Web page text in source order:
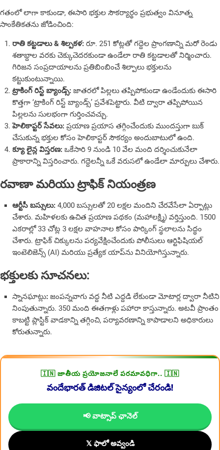
గతంలో లాగా కాకుండా, ఈసారి భక్తుల సౌకర్యార్థం ప్రభుత్వం వినూత్న
సాంకేతికతను జోడించింది:
రాతి కట్టడాలు & శిల్పకళ: రూ. 251 కోట్లతో గద్దెల ప్రాంగణాన్ని మరో రెండు
శతాబ్దాల వరకు చెక్కుచెదరకుండా ఉండేలా రాతి కట్టడాలతో నిర్మించారు.
గిరిజన సంప్రదాయాలను ప్రతిబింబించే శిల్పాలు భక్తులను
కట్టుకుంటున్నాయి.
ట్రాకింగ్ రిస్ట్ బ్యాండ్స్: జాతరలో పిల్లలు తప్పిపోకుండా ఉండేందుకు ఈసారి
కొత్తగా ‘ట్రాకింగ్ రిస్ట్ బ్యాండ్స్’ ప్రవేశపెట్టారు. వీటి ద్వారా తప్పిపోయిన
పిల్లలను సులభంగా గుర్తించవచ్చు.
హెలికాప్టర్ సేవలు: ప్రయాణ ప్రయాస తగ్గించేందుకు ముందస్తుగా బుక్
చేసుకున్న భక్తుల కోసం హెలికాప్టర్ సౌకర్యం అందుబాటులో ఉంది.
క్యూ లైన్ల విస్తరణ: ఒకేసారి 9 నుండి 10 వేల మంది దర్శించుకునేలా
ప్రాకారాన్ని విస్తరించారు. గద్దెలన్నీ ఒకే వరుసలో ఉండేలా మార్పులు చేశారు.
రవాణా మరియు ట్రాఫిక్ నియంత్రణ
ఆర్టీసీ బస్సులు: 4,000 బస్సులతో 20 లక్షల మందిని చేరవేసేలా ఏర్పాట్లు
చేశారు. మహిళలకు ఉచిత ప్రయాణ పథకం (మహాలక్ష్మి) వర్తిస్తుంది. 1500
ఎకరాల్లో 33 చోట్ల 3 లక్షల వాహనాల కోసం పార్కింగ్ స్థలాలను సిద్ధం
చేశారు. ట్రాఫిక్ చిక్కులను పర్యవేక్షించేందుకు పోలీసులు ఆర్టిఫిషియల్
ఇంటెలిజెన్స్ (AI) మరియు ప్రత్యేక యాప్‌ను వినియోగిస్తున్నారు.
భక్తులకు సూచనలు:
స్నానఘాట్లు: జంపన్నవాగు వద్ద నీటి ఎద్దడి లేకుండా మోటార్ల ద్వారా నీటిని
నింపుతున్నారు. 350 మంది ఈతగాళ్లు పహారా కాస్తున్నారు. అటవీ ప్రాంతం
కాబట్టి ప్లాస్టిక్ వాడకాన్ని తగ్గించి, పర్యావరణాన్ని కాపాడాలని అధికారులు
కోరుతున్నారు.
🇮🇳 జాతీయ ప్రయోజనాలే పరమావధిగా.. 🇮🇳
వందేభారత్ డిజిటల్ సైన్యంలో చేరండి!
📢 వాట్సాప్ ఛానెల్
𝕏 ఫాలో అవ్వండి